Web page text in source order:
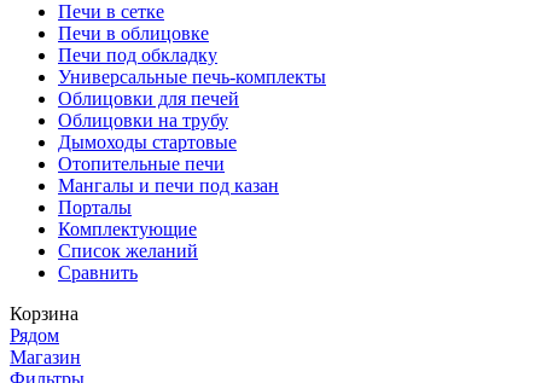
Печи в сетке
Печи в облицовке
Печи под обкладку
Универсальные печь-комплекты
Облицовки для печей
Облицовки на трубу
Дымоходы стартовые
Отопительные печи
Мангалы и печи под казан
Порталы
Комплектующие
Список желаний
Сравнить
Корзина
Рядом
Магазин
Фильтры